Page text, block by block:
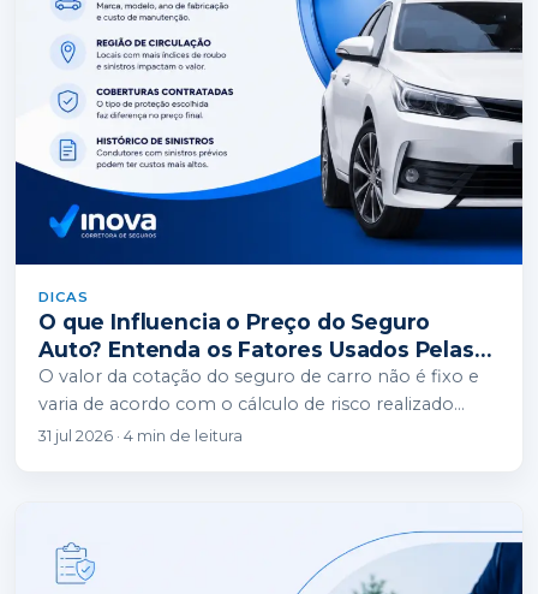
DICAS
O que Influencia o Preço do Seguro
Auto? Entenda os Fatores Usados Pelas
Seguradoras
O valor da cotação do seguro de carro não é fixo e
varia de acordo com o cálculo de risco realizado
por…
31 jul 2026 · 4 min de leitura